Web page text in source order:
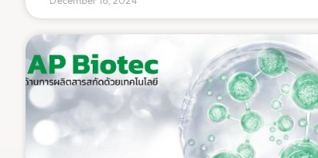
NAP Biotec คือคำตอบ เราพร้อมเป็นพันธมิตรในการสร้าง
ธุรกิจที่ยั่งยืนและเติบโตไปด้วยกัน สนใจสอบถามรายละเอียดเ
เติม📞